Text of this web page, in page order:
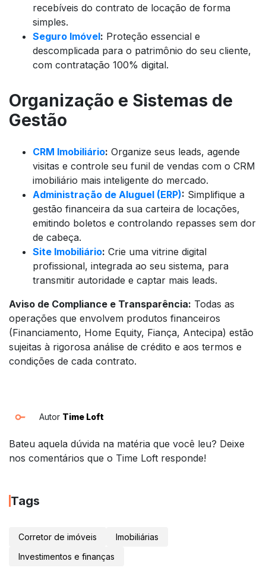
recebíveis do contrato de locação de forma
simples.
Seguro Imóvel: Proteção essencial e
descomplicada para o patrimônio do seu cliente,
com contratação 100% digital.
Organização e Sistemas de
Gestão
CRM Imobiliário: Organize seus leads, agende
visitas e controle seu funil de vendas com o CRM
imobiliário mais inteligente do mercado.
Administração de Aluguel (ERP): Simplifique a
gestão financeira da sua carteira de locações,
emitindo boletos e controlando repasses sem dor
de cabeça.
Site Imobiliário: Crie uma vitrine digital
profissional, integrada ao seu sistema, para
transmitir autoridade e captar mais leads.
Aviso de Compliance e Transparência: Todas as
operações que envolvem produtos financeiros
(Financiamento, Home Equity, Fiança, Antecipa) estão
sujeitas à rigorosa análise de crédito e aos termos e
condições de cada contrato.
Autor Time Loft
Bateu aquela dúvida na matéria que você leu? Deixe
nos comentários que o Time Loft responde!
Tags
Corretor de imóveis
Imobiliárias
Investimentos e finanças